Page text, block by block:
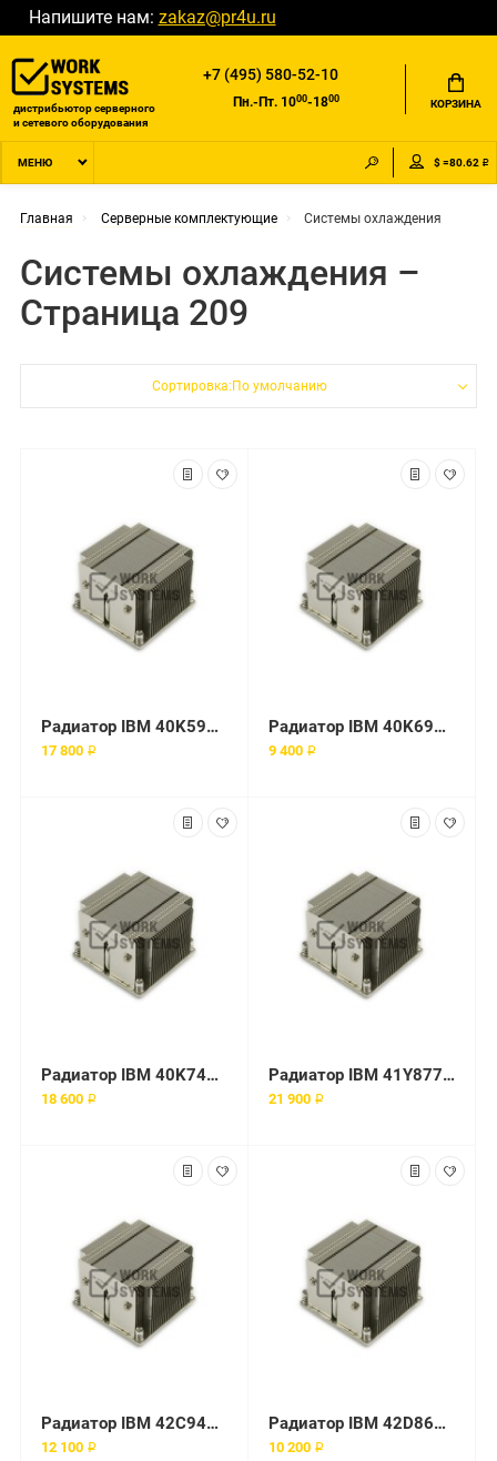
Напишите нам: zakaz@pr4u.ru
дистрибьютор серверного
и сетевого оборудования
+7 (495) 580-52-10
Пн.-Пт. 1000-1800 КОРЗИНА
МЕНЮ $ =80.62 ₽
Главная Серверные комплектующие Системы охлаждения
Системы охлаждения –
Страница 209
Сортировка:По умолчанию
Радиатор IBM 40K5970 771
17 800 ₽
Радиатор IBM 40K6909 771
9 400 ₽
Радиатор IBM 40K7438 771
18 600 ₽
Радиатор IBM 41Y8779 771
21 900 ₽
Радиатор IBM 42C9412 771
12 100 ₽
Радиатор IBM 42D8668 771
10 200 ₽